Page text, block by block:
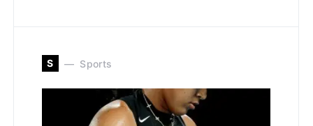
S Sports